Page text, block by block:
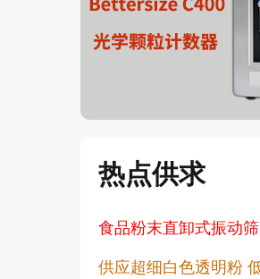
热点供求
食品粉末直卸式振动筛